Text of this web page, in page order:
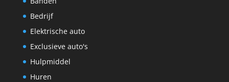
Bedrijf
Elektrische auto
Exclusieve auto's
Hulpmiddel
Huren